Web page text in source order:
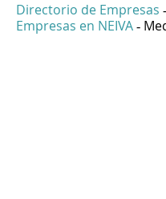
Directorio de Empresas -
Empresas en NEIVA -